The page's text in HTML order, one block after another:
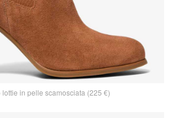
lottie in pelle scamosciata (225 €)